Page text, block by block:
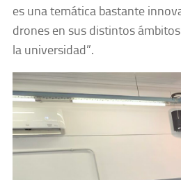
es una temática bastante
drones en sus distintos
la universidad”.